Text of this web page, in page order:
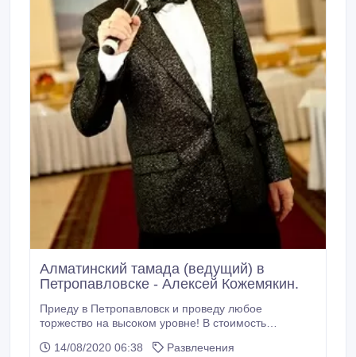
Алматинский тамада (ведущий) в
Петропавловске - Алексей Кожемякин.
Приеду в Петропавловск и проведу любое
торжество на высоком уровне! В стоимость
Петропавловск-Алматы, внутренний трансфер и
14/08/2020 06:38
Развлечения